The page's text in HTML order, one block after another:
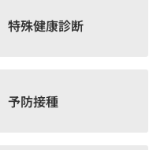
特殊健康診断
予防接種